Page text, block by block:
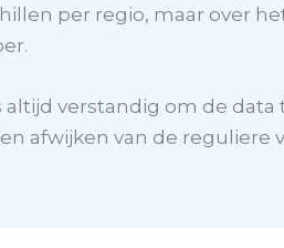
per regio, maar over
altijd verstandig om de
afwijken van de reguliere